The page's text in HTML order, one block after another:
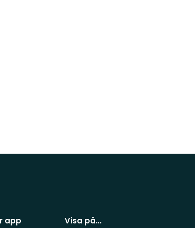
app Visa på…